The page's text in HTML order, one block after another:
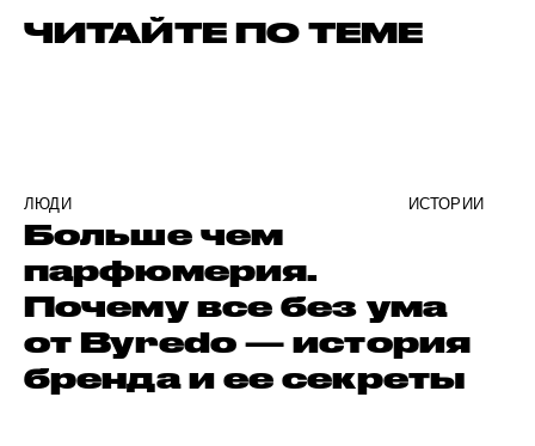
ЧИТАЙТЕ ПО ТЕМЕ
ЛЮДИ ИСТОРИИ
Больше чем
парфюмерия.
Почему все без ума
от Byredo — история
бренда и ее секреты